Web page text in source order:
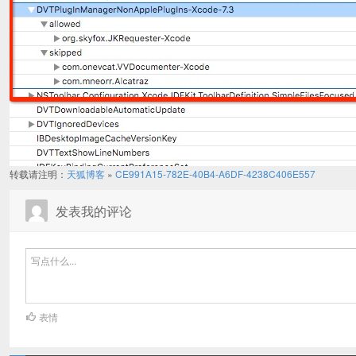
转载请注明： 天狐博客 » CE991A15-782E-40B4-A6DF-4238C406E557
发表我的评论
表情